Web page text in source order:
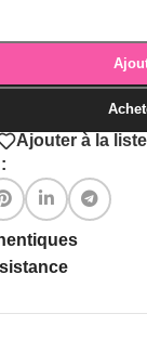
Ajouter à la